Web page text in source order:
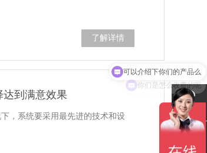
了解详情
到满意效果
，系统要采用最先进的技术和设
联系电话
在线留言
你们是怎么收费的呢